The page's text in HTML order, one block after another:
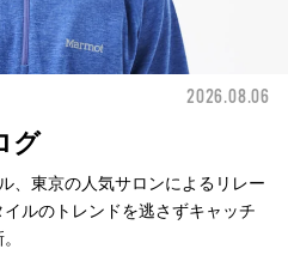
2026.08.06
グ
、東京の人気サロンによるリレー
ルのトレンドを逃さずキャッチ